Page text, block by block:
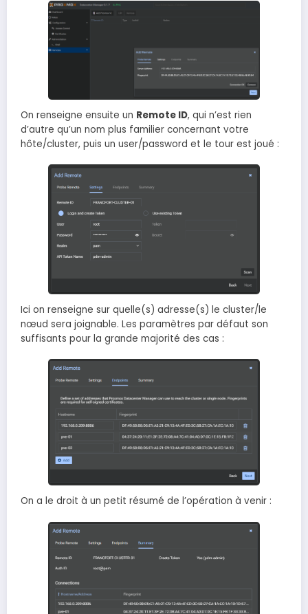
On renseigne ensuite un Remote ID, qui n’est rien
d’autre qu’un nom plus familier concernant votre
hôte/cluster, puis un user/password et le tour est joué :
Ici on renseigne sur quelle(s) adresse(s) le cluster/le
nœud sera joignable. Les paramètres par défaut son
suffisants pour la grande majorité des cas :
On a le droit à un petit résumé de l’opération à venir :